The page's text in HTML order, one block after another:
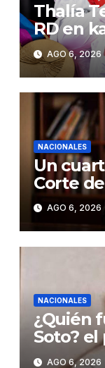
Thalía
RD en
enAGO 6, 2026
NACIONALES
Un
Corte
AGO 6, 2026
NACIONALES
¿Quién
Soto?
AGO 6, 2026